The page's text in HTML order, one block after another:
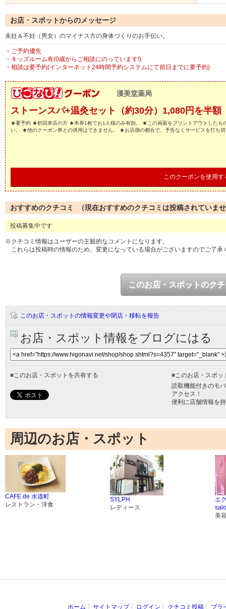
お店・スポットからのメッセージ
未妊＆不妊（男女）のマイナス方の身体づくりのお手伝い。
・ご予約優先
・キッズルーム有(0歳からご相談にのっています!)
・相談は要予約(インターネット24時間予約システムにて前日までに要予約)
漢美堂薬局
ストーンスパ+温灸セット（約30分）1,080円を半額
★要予約 ★初回来店の方 ★本券1枚でお1人様のみ有効。 ★この画面をプリントアウトしたも
い。 ★他のクーポン券との併用はできません。 ★お店側の都合で、予告なくサービスを打ち
このクーポンを使用す
おすすめのクチコミ （現在おすすめのクチコミは投稿されていま
投稿募集中です
※クチコミ情報はユーザーの主観的なコメントになります。
これらは投稿時の情報のため、変更になっている場合がございますのでご了承
このお店・スポットのク
このお店・スポットの情報変更や閉店・移転を報告
お店・スポット情報をブログにはる
■このお店・スポットを共有する ■このお店・スポッ
読取機能付きのモ
アクセス！
便利に店舗情報を
周辺のお店・スポット
CAFE de 水道町
レストラン・洋食
SYLPH
レディース
エ
美
ホーム サイトマップ ログイン クチコミ投稿 プラ